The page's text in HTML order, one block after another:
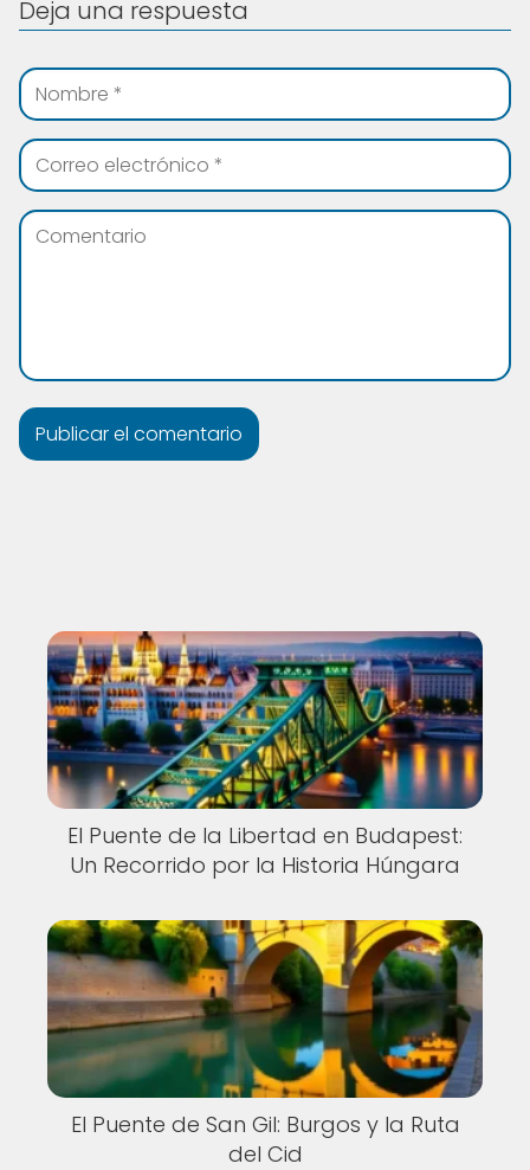
Deja una respuesta
El Puente de la Libertad en Budapest:
Un Recorrido por la Historia Húngara
El Puente de San Gil: Burgos y la Ruta
del Cid